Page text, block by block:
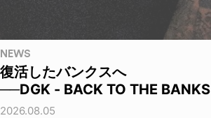
NEWS
復活したバンクスへ
──DGK - BACK TO THE BANKS
2026.08.05